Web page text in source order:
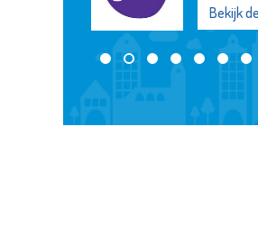
Bekijk